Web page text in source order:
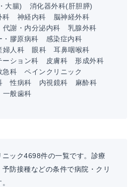
大腸)
消化器外科(肝胆膵)
科 神経内科
脳神経外科
代謝・内分泌内科
乳腺外科
・膠原病科
感染症内科
婦人科 眼科
耳鼻咽喉科
ーション科 皮膚科
形成外科
急科
ペインクリニック
性病科 内視鏡科
麻酔科
一般歯科
ック4698件の一覧です。診療
防接種などの条件で病院・クリ